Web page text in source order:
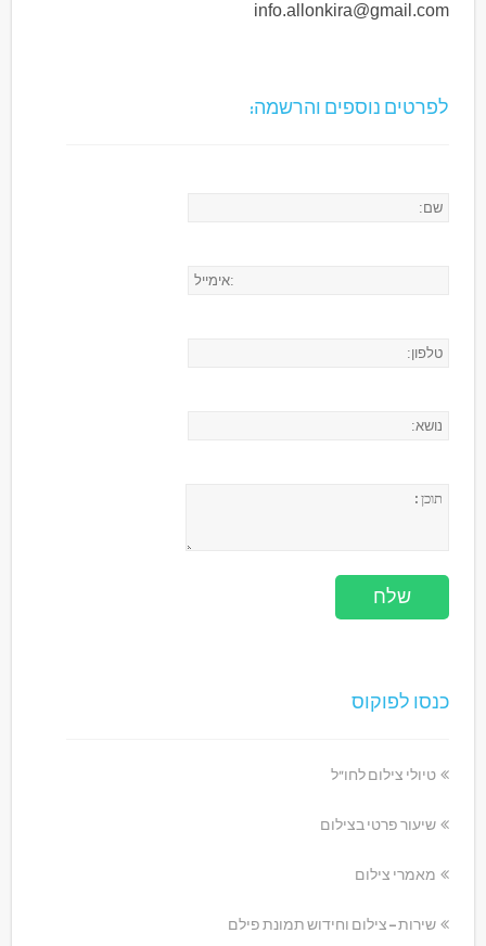
info.allonkira@gmail.com
לפרטים נוספים והרשמה:
כנסו לפוקוס
טיולי צילום לחו"ל
שיעור פרטי בצילום
מאמרי צילום
שירות – צילום וחידוש תמונת פילם